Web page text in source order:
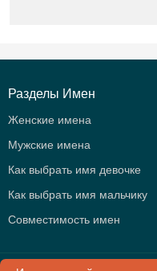
Разделы Имен
Женские имена
Мужские имена
Как выбрать имя девочке
Как выбрать имя мальчику
Совместимость имен